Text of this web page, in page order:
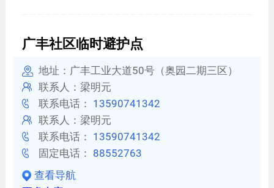
广丰社区临时避护点
地址：广丰工业大道50号（奥园二期三区）
联系人：梁明元
联系电话： 13590741342
联系人：梁明元
联系电话： 13590741342
固定电话： 88552763
查看导航